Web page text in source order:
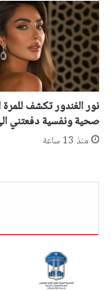
نور الغندور تكشف للمرة
صحية ونفسية دفعتني
منذ 13 ساعة